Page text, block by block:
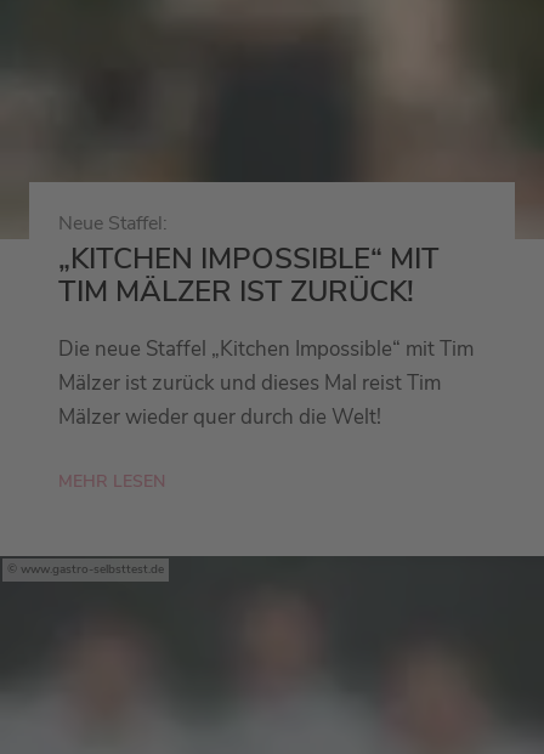
Neue Staffel:
„KITCHEN IMPOSSIBLE“ MIT
TIM MÄLZER IST ZURÜCK!
Die neue Staffel „Kitchen Impossible“ mit Tim
Mälzer ist zurück und dieses Mal reist Tim
Mälzer wieder quer durch die Welt!
MEHR LESEN
www.gastro-selbsttest.de